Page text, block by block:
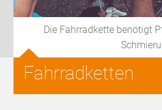
Die Fahrradkette benötigt
Fahrradketten